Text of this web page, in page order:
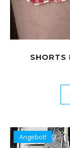
SHORTS
Angebot!